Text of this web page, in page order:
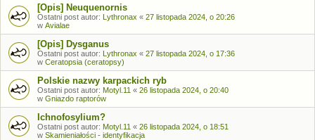
[Opis] Neuquenornis
Ostatni post autor: Lythronax « 27 listopada 2024, o 20:26
w Avialae
[Opis] Dysganus
Ostatni post autor: Lythronax « 27 listopada 2024, o 17:36
w Ceratopsia (ceratopsy)
Polskie nazwy karpackich ryb
Ostatni post autor: Motyl.11 « 26 listopada 2024, o 20:40
w Gniazdo raptorów
Ichnofosylium?
Ostatni post autor: Motyl.11 « 26 listopada 2024, o 18:51
w Skamieniałości - identyfikacja